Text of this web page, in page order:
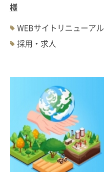
様
WEBサイトリニューアル
採用・求人